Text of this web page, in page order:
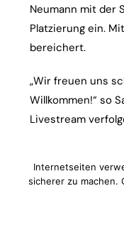
Neumann mit der
Platzierung ein.
bereichert.
„Wir freuen uns
Willkommen!“ so
Livestream
Vorherige
Internetseiten
sicherer zu machen.